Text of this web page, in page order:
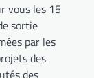
vous les 15
sortie
par les
des